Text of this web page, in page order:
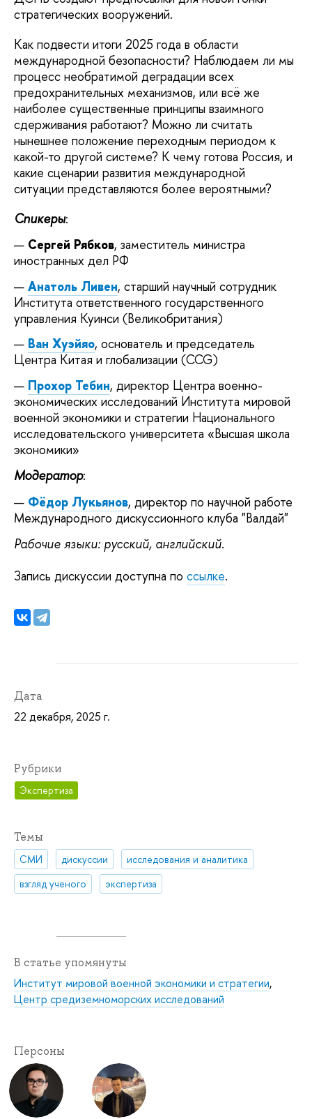
стратегических вооружений.
Как подвести итоги 2025 года в области
международной безопасности? Наблюдаем ли мы
процесс необратимой деградации всех
предохранительных механизмов, или всё же
наиболее существенные принципы взаимного
сдерживания работают? Можно ли считать
нынешнее положение переходным периодом к
какой-то другой системе? К чему готова Россия, и
какие сценарии развития международной
ситуации представляются более вероятными?
Спикеры:
Сергей Рябков, заместитель министра
иностранных дел РФ
Анатоль Ливен, старший научный сотрудник
Института ответственного государственного
управления Куинси (Великобритания)
Ван Хуэйяо, основатель и председатель
Центра Китая и глобализации (CCG)
Прохор Тебин, директор Центра военно-
экономических исследований Института мировой
военной экономики и стратегии Национального
исследовательского университета «Высшая школа
экономики»
Модератор:
Фёдор Лукьянов, директор по научной работе
Международного дискуссионного клуба "Валдай"
Рабочие языки: русский, английский.
Запись дискуссии доступна по ссылке.
Дата
22 декабря, 2025 г.
Рубрики
Экспертиза
Темы
СМИ дискуссии
исследования и аналитика
взгляд ученого
экспертиза
В статье упомянуты
Институт мировой военной экономики и стратегии,
Центр средиземноморских исследований
Персоны